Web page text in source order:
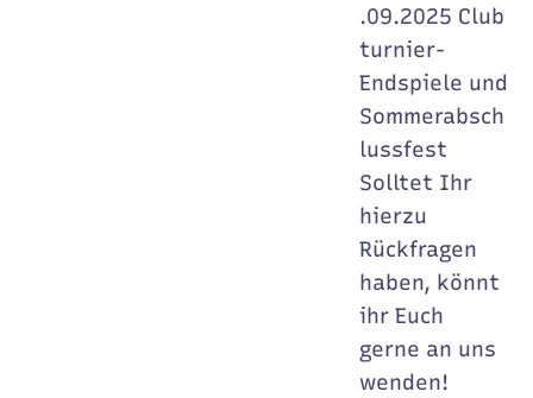
.09.2025 Club
turnier-
Endspiele und
Sommerabsch
lussfest
Solltet Ihr
hierzu
Rückfragen
haben, könnt
ihr Euch
gerne an uns
wenden!